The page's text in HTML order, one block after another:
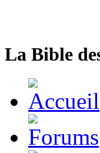
La Bible